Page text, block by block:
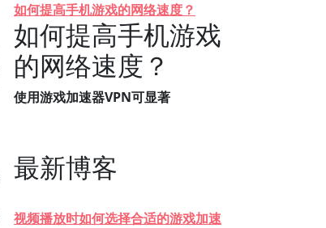
如何提高手机游戏的网络速度？
如何提高手机游戏
的网络速度？
使用游戏加速器VPN可显著
最新博客
视频播放时如何选择合适的游戏加速